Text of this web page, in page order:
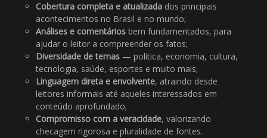
Cobertura completa e atualizada dos principais
acontecimentos no Brasil e no mundo;
Análises e comentários bem fundamentados, para
ajudar o leitor a compreender os fatos;
Diversidade de temas — política, economia, cultura,
tecnologia, saúde, esportes e muito mais;
Linguagem direta e envolvente, atraindo desde
leitores informais até aqueles interessados em
conteúdo aprofundado;
Compromisso com a veracidade, valorizando
checagem rigorosa e pluralidade de fontes.